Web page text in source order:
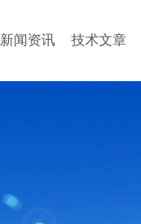
新闻资讯 技术文章